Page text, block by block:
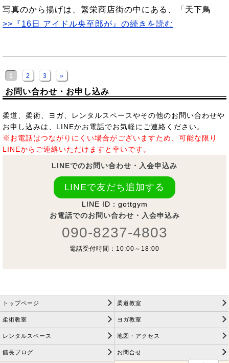
写真のから揚げは、繁栄商店街の中にある、「天下鳥
>>『16日 アイドル央至郎が』の続きを読む
1 2 3 »
お問い合わせ・お申し込み
柔道、柔術、ヨガ、レンタルスペースやその他のお問い合わせや
お申し込みは、LINEかお電話でお気軽にご連絡ください。
※お電話はつながりにくい場合がございますため、可能な限り
LINEからご連絡いただけますと幸いです。
LINEでのお問い合わせ・入会申込み
LINEで友だち追加する
LINE ID：gottgym
お電話でのお問い合わせ・入会申込み
090-8237-4803
電話受付時間：10:00～18:00
トップページ 柔道教室
柔術教室 ヨガ教室
レンタルスペース 地図・アクセス
舘長ブログ お問合せ